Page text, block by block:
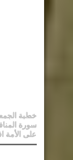
خطبة
سورة
على الأمة